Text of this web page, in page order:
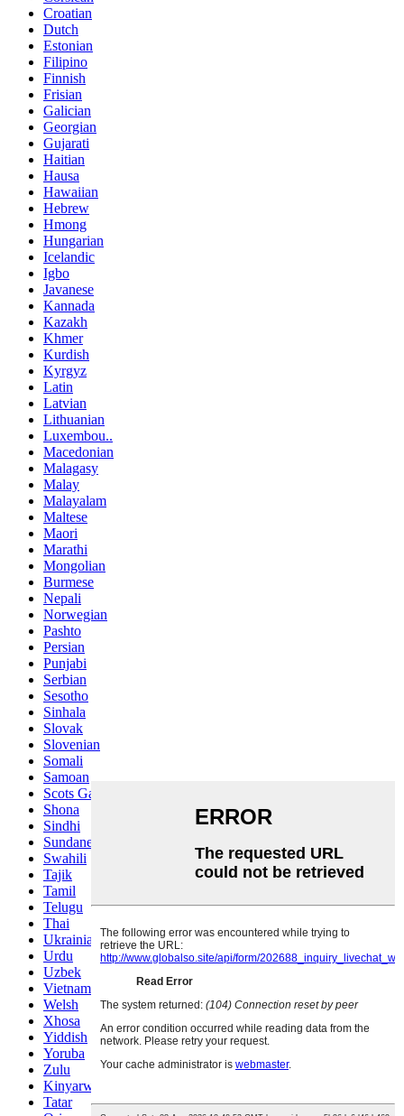
Croatian
Dutch
Estonian
Filipino
Finnish
Frisian
Galician
Georgian
Gujarati
Haitian
Hausa
Hawaiian
Hebrew
Hmong
Hungarian
Icelandic
Igbo
Javanese
Kannada
Kazakh
Khmer
Kurdish
Kyrgyz
Latin
Latvian
Lithuanian
Luxembou..
Macedonian
Malagasy
Malay
Malayalam
Maltese
Maori
Marathi
Mongolian
Burmese
Nepali
Norwegian
Pashto
Persian
Punjabi
Serbian
Sesotho
Sinhala
Slovak
Slovenian
Somali
Samoan
Scots Gaelic
Shona
Sindhi
Sundanese
Swahili
Tajik
Tamil
Telugu
Thai
Ukrainian
Urdu
Uzbek
Vietnamese
Welsh
Xhosa
Yiddish
Yoruba
Zulu
Kinyarwanda
Tatar